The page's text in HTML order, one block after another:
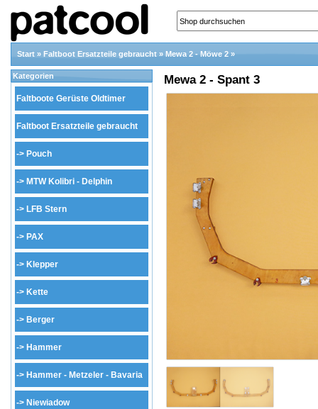
Start » Faltboot Ersatzteile gebraucht » Mewa 2 - Möwe 2 »
Mewa 2 - Spant 3
Kategorien
Faltboote Gerüste Oldtimer
Faltboot Ersatzteile gebraucht
-> Pouch
-> MTW Kolibri - Delphin
-> LFB Stern
-> PAX
-> Klepper
-> Kette
-> Berger
-> Hammer
-> Hammer - Metzeler - Bavaria
-> Niewiadow